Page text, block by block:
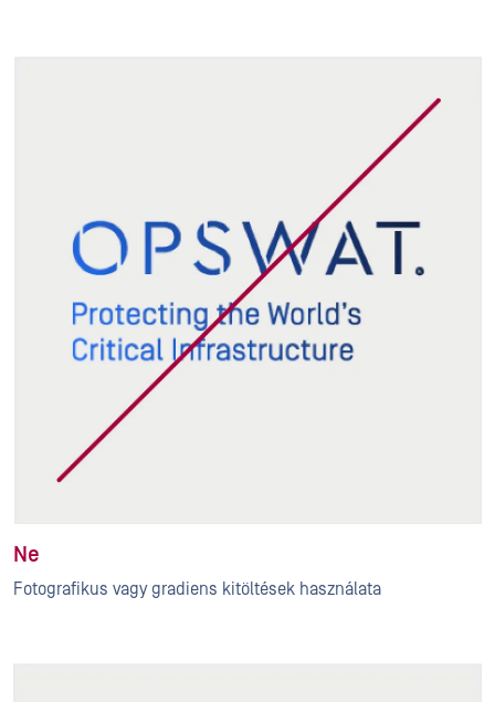
Ne
Fotografikus vagy gradiens kitöltések használata